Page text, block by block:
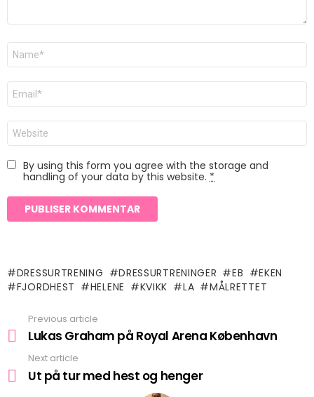
Navn
E-
post
*
Nettsted
By using this form you agree with the storage and
handling of your data by this website. *
DRESSURTRENING DRESSURTRENINGER EB
EKEN
FJORDHEST
HELENE KVIKK LA MÅLRETTET
more
Previous article
Lukas Graham på Royal Arena København
Next article
Ut på tur med hest og henger